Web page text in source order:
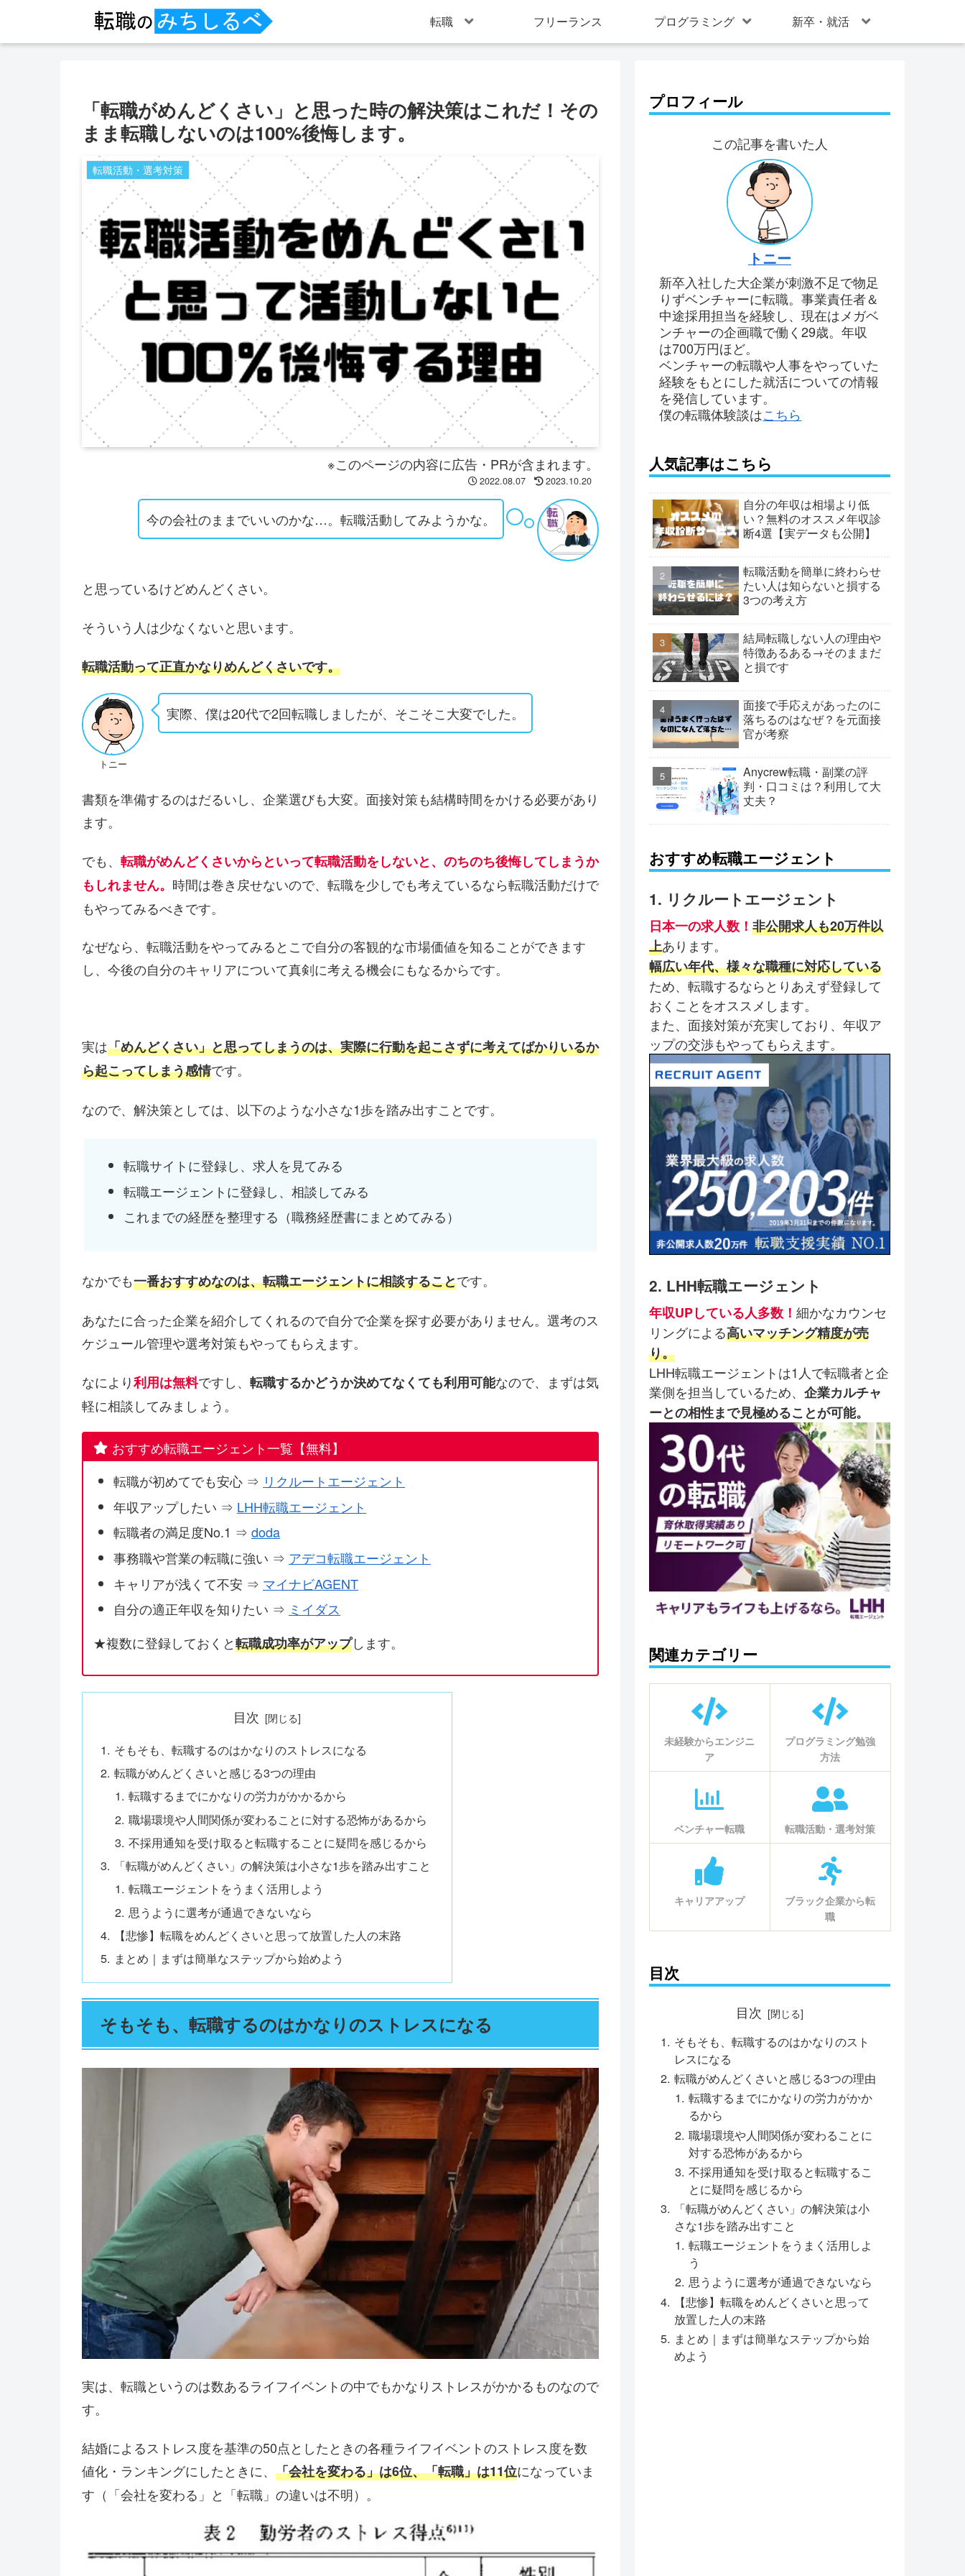
転職 フリーランス プログラミング 新卒・就活
「転職がめんどくさい」と思った時の解決策はこれだ！その
まま転職しないのは100%後悔します。
転職活動・選考対策
※このページの内容に広告・PRが含まれます。
2022.08.07 2023.10.20
今の会社のままでいいのかな…。転職活動してみようかな。
と思っているけどめんどくさい。
そういう人は少なくないと思います。
転職活動って正直かなりめんどくさいです。
トニー
実際、僕は20代で2回転職しましたが、そこそこ大変でした。
書類を準備するのはだるいし、企業選びも大変。面接対策も結構時間をかける必要があり
ます。
でも、 転職がめんどくさいからといって転職活動をしないと、のちのち後悔してしまうか
もしれません。 時間は巻き戻せないので、転職を少しでも考えているなら転職活動だけで
もやってみるべきです。
なぜなら、転職活動をやってみるとこで自分の客観的な市場価値を知ることができます
し、今後の自分のキャリアについて真剣に考える機会にもなるからです。
実は「めんどくさい」と思ってしまうのは、実際に行動を起こさずに考えてばかりいるか
ら起こってしまう感情です。
なので、解決策としては、以下のような小さな1歩を踏み出すことです。
転職サイトに登録し、求人を見てみる
転職エージェントに登録し、相談してみる
これまでの経歴を整理する（職務経歴書にまとめてみる）
なかでも一番おすすめなのは、転職エージェントに相談することです。
あなたに合った企業を紹介してくれるので自分で企業を探す必要がありません。選考のス
ケジュール管理や選考対策もやってもらえます。
なにより利用は無料ですし、 転職するかどうか決めてなくても利用可能なので、まずは気
軽に相談してみましょう。
おすすめ転職エージェント一覧【無料】
転職が初めてでも安心 ⇒ リクルートエージェント
年収アップしたい ⇒ LHH転職エージェント
転職者の満足度No.1 ⇒ doda
事務職や営業の転職に強い ⇒ アデコ転職エージェント
キャリアが浅くて不安 ⇒ マイナビAGENT
自分の適正年収を知りたい ⇒ ミイダス
★複数に登録しておくと転職成功率がアップします。
目次
そもそも、転職するのはかなりのストレスになる
転職がめんどくさいと感じる3つの理由
転職するまでにかなりの労力がかかるから
職場環境や人間関係が変わることに対する恐怖があるから
不採用通知を受け取ると転職することに疑問を感じるから
「転職がめんどくさい」の解決策は小さな1歩を踏み出すこと
転職エージェントをうまく活用しよう
思うように選考が通過できないなら
【悲惨】転職をめんどくさいと思って放置した人の末路
まとめ｜まずは簡単なステップから始めよう
そもそも、転職するのはかなりのストレスになる
実は、転職というのは数あるライフイベントの中でもかなりストレスがかかるものなので
す。
結婚によるストレス度を基準の50点としたときの各種ライフイベントのストレス度を数
値化・ランキングにしたときに、 「会社を変わる」は6位、「転職」は11位になっていま
す（「会社を変わる」と「転職」の違いは不明）。
プロフィール
この記事を書いた人
トニー
新卒入社した大企業が刺激不足で物足
りずベンチャーに転職。事業責任者＆
中途採用担当を経験し、現在はメガベ
ンチャーの企画職で働く29歳。年収
は700万円ほど。
ベンチャーの転職や人事をやっていた
経験をもとにした就活についての情報
を発信しています。
僕の転職体験談はこちら
人気記事はこちら
自分の年収は相場より低
い？無料のオススメ年収診
断4選【実データも公開】
転職活動を簡単に終わらせ
たい人は知らないと損する
3つの考え方
結局転職しない人の理由や
特徴あるある→そのままだ
と損です
面接で手応えがあったのに
落ちるのはなぜ？を元面接
官が考察
Anycrew転職・副業の評
判・口コミは？利用して大
丈夫？
おすすめ転職エージェント
1. リクルートエージェント
日本一の求人数！ 非公開求人も20万件以
上あります。
幅広い年代、様々な職種に対応している
ため、転職するならとりあえず登録して
おくことをオススメします。
また、面接対策が充実しており、年収ア
ップの交渉もやってもらえます。
2. LHH転職エージェント
年収UPしている人多数！ 細かなカウンセ
リングによる高いマッチング精度が売
り。
LHH転職エージェントは1人で転職者と企
業側を担当しているため、 企業カルチャ
ーとの相性まで見極めることが可能。
関連カテゴリー
未経験からエンジニ
ア
プログラミング勉強
方法
ベンチャー転職 転職活動・選考対策
キャリアアップ
ブラック企業から転
職
目次
目次
そもそも、転職するのはかなりのスト
レスになる
転職がめんどくさいと感じる3つの理由
転職するまでにかなりの労力がかか
るから
職場環境や人間関係が変わることに
対する恐怖があるから
不採用通知を受け取ると転職するこ
とに疑問を感じるから
「転職がめんどくさい」の解決策は小
さな1歩を踏み出すこと
転職エージェントをうまく活用しよ
う
思うように選考が通過できないなら
【悲惨】転職をめんどくさいと思って
放置した人の末路
まとめ｜まずは簡単なステップから始
めよう